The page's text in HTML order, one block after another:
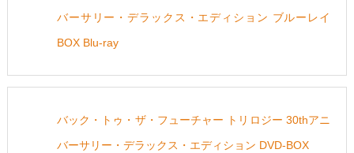
バーサリー・デラックス・エディション ブルーレイ
BOX Blu-ray
バック・トゥ・ザ・フューチャー トリロジー 30thアニ
バーサリー・デラックス・エディション DVD-BOX